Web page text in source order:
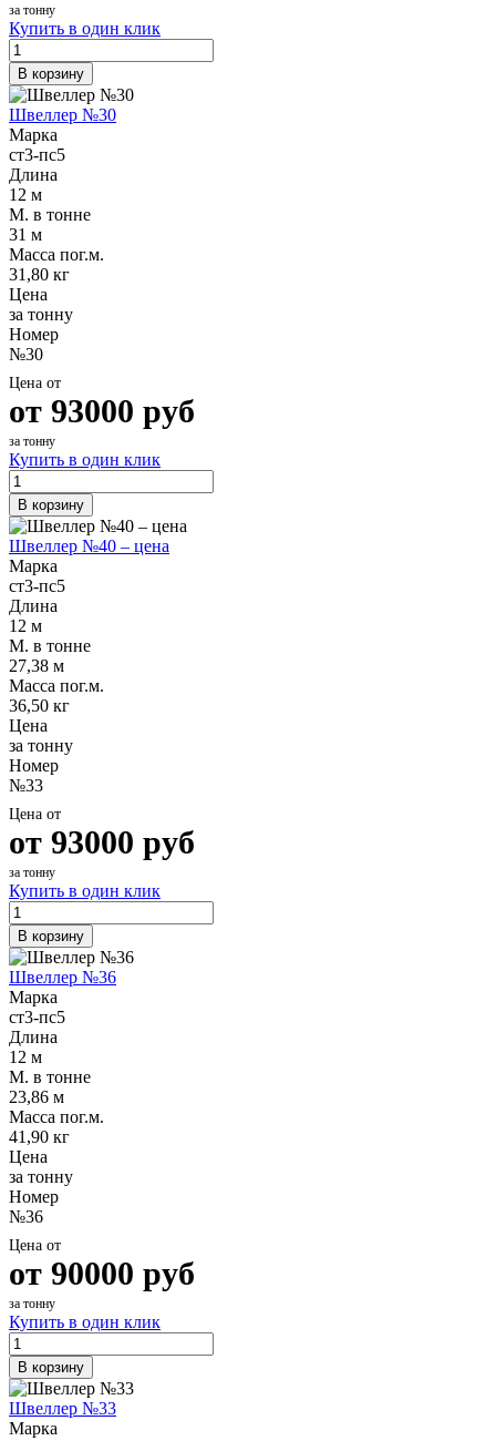
за тонну
Купить в один клик
В корзину
Швеллер №30
Марка
ст3-пс5
Длина
12 м
М. в тонне
31 м
Масса пог.м.
31,80 кг
Цена
за тонну
Номер
№30
Цена от
от 93000 руб
за тонну
Купить в один клик
В корзину
Швеллер №40 – цена
Марка
ст3-пс5
Длина
12 м
М. в тонне
27,38 м
Масса пог.м.
36,50 кг
Цена
за тонну
Номер
№33
Цена от
от 93000 руб
за тонну
Купить в один клик
В корзину
Швеллер №36
Марка
ст3-пс5
Длина
12 м
М. в тонне
23,86 м
Масса пог.м.
41,90 кг
Цена
за тонну
Номер
№36
Цена от
от 90000 руб
за тонну
Купить в один клик
В корзину
Швеллер №33
Марка